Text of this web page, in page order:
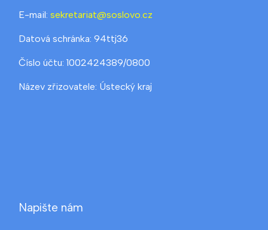
E-mail: sekretariat@soslovo.cz
Datová schránka: 94ttj36
Číslo účtu: 1002424389/0800
Název zřizovatele: Ústecký kraj
Napište nám